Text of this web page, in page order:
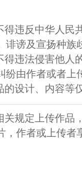
违反中华人民
诽谤及宣扬种族
违法侵害他人
纷由作者或者上
设计、内容等
规定上传作品
，作者或上传者